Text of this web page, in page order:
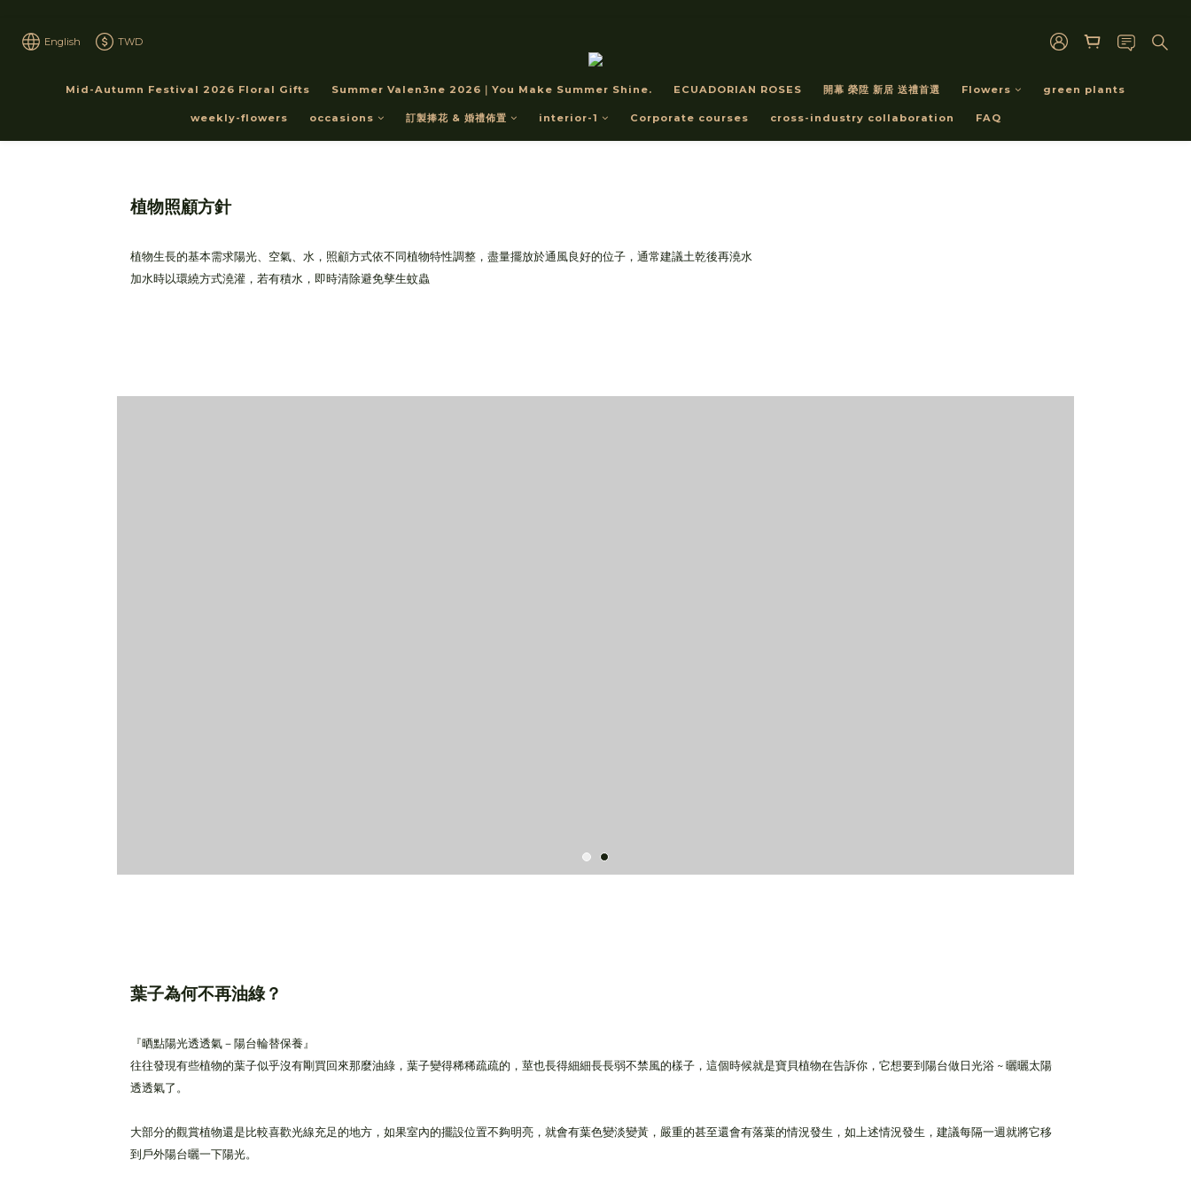
English TWD
Mid-Autumn Festival 2026 Floral Gifts Summer Valen3ne 2026｜You Make Summer Shine. ECUADORIAN ROSES 開幕 榮陞 新居 送禮首選 Flowers green plants
weekly-flowers occasions 訂製捧花 & 婚禮佈置 interior-1 Corporate courses cross-industry collaboration FAQ
植物照顧方針
植物生長的基本需求陽光、空氣、水，照顧方式依不同植物特性調整，盡量擺放於通風良好的位子，通常建議土乾後再澆水
加水時以環繞方式澆灌，若有積水，即時清除避免孳生蚊蟲
葉子為何不再油綠？
『晒點陽光透透氣－陽台輪替保養』
往往發現有些植物的葉子似乎沒有剛買回來那麼油綠，葉子變得稀稀疏疏的，莖也長得細細長長弱不禁風的樣子，這個時候就是寶貝植物在告訴你，它想要到陽台做日光浴 ~ 曬曬太陽
透透氣了。
大部分的觀賞植物還是比較喜歡光線充足的地方，如果室內的擺設位置不夠明亮，就會有葉色變淡變黃，嚴重的甚至還會有落葉的情況發生，如上述情況發生，建議每隔一週就將它移
到戶外陽台曬一下陽光。